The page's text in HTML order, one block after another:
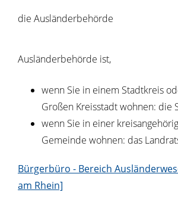
die Ausländerbehörde
Ausländerbehörde ist,
wenn Sie in einem Stadtkreis
Großen Kreisstadt wohnen: die
wenn Sie in einer
Gemeinde wohnen: das
Bürgerbüro - Bereich
am Rhein]